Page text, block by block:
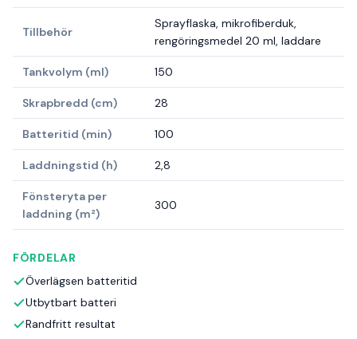
Tillbehör
Sprayflaska, mikrofiberduk,
rengöringsmedel 20 ml, laddare
Tankvolym (ml) 150
Skrapbredd (cm) 28
Batteritid (min) 100
Laddningstid (h) 2,8
Fönsteryta per
laddning (m²)
300
FÖRDELAR
Överlägsen batteritid
Utbytbart batteri
Randfritt resultat